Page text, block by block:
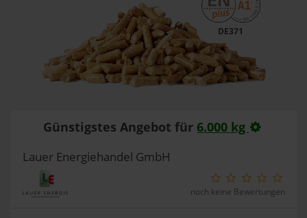
DE371
Günstigstes Angebot für 6.000 kg
Lauer Energiehandel GmbH
noch keine Bewertungen